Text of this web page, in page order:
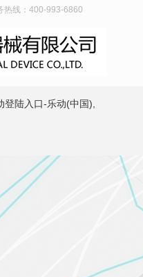
热线：400-993-6860
登陆入口-乐动(中国),